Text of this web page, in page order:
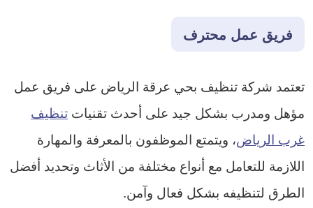
فريق عمل محترف
تعتمد شركة تنظيف بحي عرقة الرياض على فريق عمل
مؤهل ومدرب بشكل جيد على أحدث تقنيات تنظيف
غرب الرياض، ويتمتع الموظفون بالمعرفة والمهارة
اللازمة للتعامل مع أنواع مختلفة من الأثاث وتحديد أفضل
الطرق لتنظيفه بشكل فعال وآمن.